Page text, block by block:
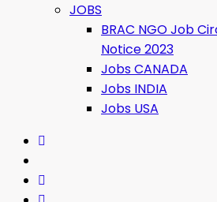
JOBS
BRAC NGO Job
Notice 2023
Jobs CANADA
Jobs INDIA
Jobs USA